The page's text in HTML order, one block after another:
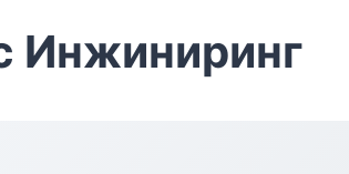
Инжиниринг